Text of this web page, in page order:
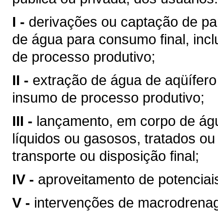
I - derivações ou captação de
de água para consumo final,
de processo produtivo;
II - extração de água de
insumo de processo produtivo;
III - lançamento, em corpo de
líquidos ou gasosos, tratados
transporte ou disposição final;
IV - aproveitamento de
V - intervenções de